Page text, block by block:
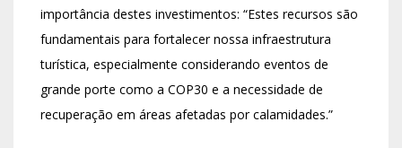
importância destes investimentos: “Estes recursos são
fundamentais para fortalecer nossa infraestrutura
turística, especialmente considerando eventos de
grande porte como a COP30 e a necessidade de
recuperação em áreas afetadas por calamidades.”